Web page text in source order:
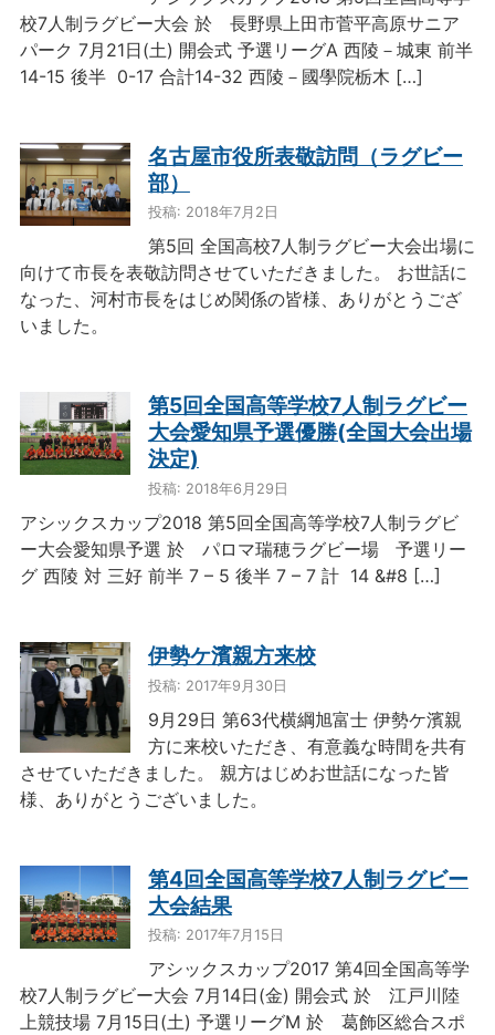
校7人制ラグビー大会 於 長野県上田市菅平高原サニア
パーク 7月21日(土) 開会式 予選リーグA 西陵－城東 前半
14-15 後半 0-17 合計14-32 西陵－國學院栃木 […]
名古屋市役所表敬訪問（ラグビー
部）
投稿: 2018年7月2日
第5回 全国高校7人制ラグビー大会出場に
向けて市長を表敬訪問させていただきました。 お世話に
なった、河村市長をはじめ関係の皆様、ありがとうござ
いました。
第5回全国高等学校7人制ラグビー
大会愛知県予選優勝(全国大会出場
決定)
投稿: 2018年6月29日
アシックスカップ2018 第5回全国高等学校7人制ラグビ
ー大会愛知県予選 於 パロマ瑞穂ラグビー場 予選リー
グ 西陵 対 三好 前半 7 – 5 後半 7 – 7 計 14 &#8 […]
伊勢ケ濱親方来校
投稿: 2017年9月30日
9月29日 第63代横綱旭富士 伊勢ケ濱親
方に来校いただき、有意義な時間を共有
させていただきました。 親方はじめお世話になった皆
様、ありがとうございました。
第4回全国高等学校7人制ラグビー
大会結果
投稿: 2017年7月15日
アシックスカップ2017 第4回全国高等学
校7人制ラグビー大会 7月14日(金) 開会式 於 江戸川陸
上競技場 7月15日(土) 予選リーグM 於 葛飾区総合スポ